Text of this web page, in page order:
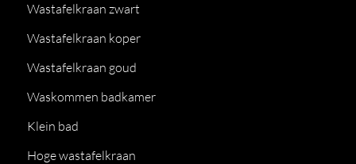
Wastafelkraan zwart
Wastafelkraan koper
Wastafelkraan goud
Waskommen badkamer
Klein bad
Hoge wastafelkraan